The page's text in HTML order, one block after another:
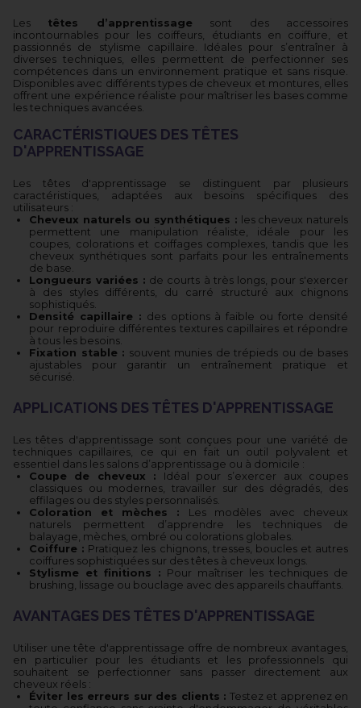
Les têtes d’apprentissage sont des accessoires
incontournables pour les coiffeurs, étudiants en coiffure, et
passionnés de stylisme capillaire. Idéales pour s’entraîner à
diverses techniques, elles permettent de perfectionner ses
compétences dans un environnement pratique et sans risque.
Disponibles avec différents types de cheveux et montures, elles
offrent une expérience réaliste pour maîtriser les bases comme
les techniques avancées.
CARACTÉRISTIQUES DES TÊTES
D'APPRENTISSAGE
Les têtes d'apprentissage se distinguent par plusieurs
caractéristiques, adaptées aux besoins spécifiques des
utilisateurs :
Cheveux naturels ou synthétiques : les cheveux naturels
permettent une manipulation réaliste, idéale pour les
coupes, colorations et coiffages complexes, tandis que les
cheveux synthétiques sont parfaits pour les entraînements
de base.
Longueurs variées : de courts à très longs, pour s'exercer
à des styles différents, du carré structuré aux chignons
sophistiqués.
Densité capillaire : des options à faible ou forte densité
pour reproduire différentes textures capillaires et répondre
à tous les besoins.
Fixation stable : souvent munies de trépieds ou de bases
ajustables pour garantir un entraînement pratique et
sécurisé.
APPLICATIONS DES TÊTES D'APPRENTISSAGE
Les têtes d'apprentissage sont conçues pour une variété de
techniques capillaires, ce qui en fait un outil polyvalent et
essentiel dans les salons d’apprentissage ou à domicile :
Coupe de cheveux : Idéal pour s’exercer aux coupes
classiques ou modernes, travailler sur des dégradés, des
effilages ou des styles personnalisés.
Coloration et mèches : Les modèles avec cheveux
naturels permettent d’apprendre les techniques de
balayage, mèches, ombré ou colorations globales.
Coiffure : Pratiquez les chignons, tresses, boucles et autres
coiffures sophistiquées sur des têtes à cheveux longs.
Stylisme et finitions : Pour maîtriser les techniques de
brushing, lissage ou bouclage avec des appareils chauffants.
AVANTAGES DES TÊTES D'APPRENTISSAGE
Utiliser une tête d'apprentissage offre de nombreux avantages,
en particulier pour les étudiants et les professionnels qui
souhaitent se perfectionner sans passer directement aux
cheveux réels :
Éviter les erreurs sur des clients : Testez et apprenez en